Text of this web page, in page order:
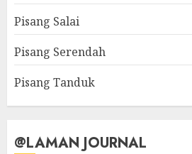
Pisang Salai
Pisang Serendah
Pisang Tanduk
@LAMAN JOURNAL